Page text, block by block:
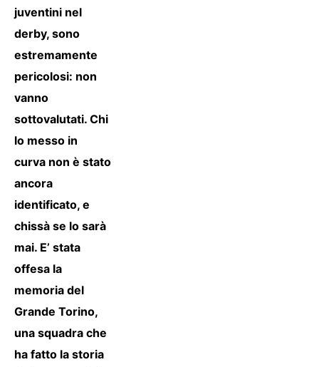
juventini nel
derby, sono
estremamente
pericolosi: non
vanno
sottovalutati. Chi
lo messo in
curva non è stato
ancora
identificato, e
chissà se lo sarà
mai. E’ stata
offesa la
memoria del
Grande Torino,
una squadra che
ha fatto la storia